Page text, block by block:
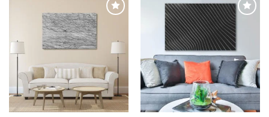
Adaugă
la
favorite
Adaugă
favorite